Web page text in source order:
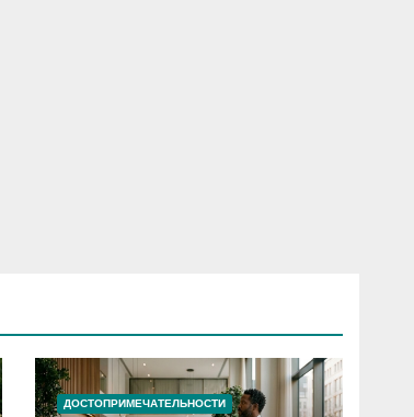
ДОСТОПРИМЕЧАТЕЛЬНОСТИ